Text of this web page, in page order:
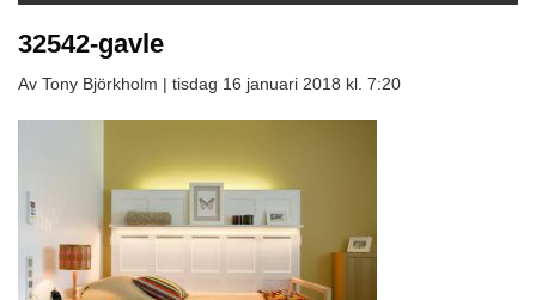
32542-gavle
Av Tony Björkholm | tisdag 16 januari 2018 kl. 7:20